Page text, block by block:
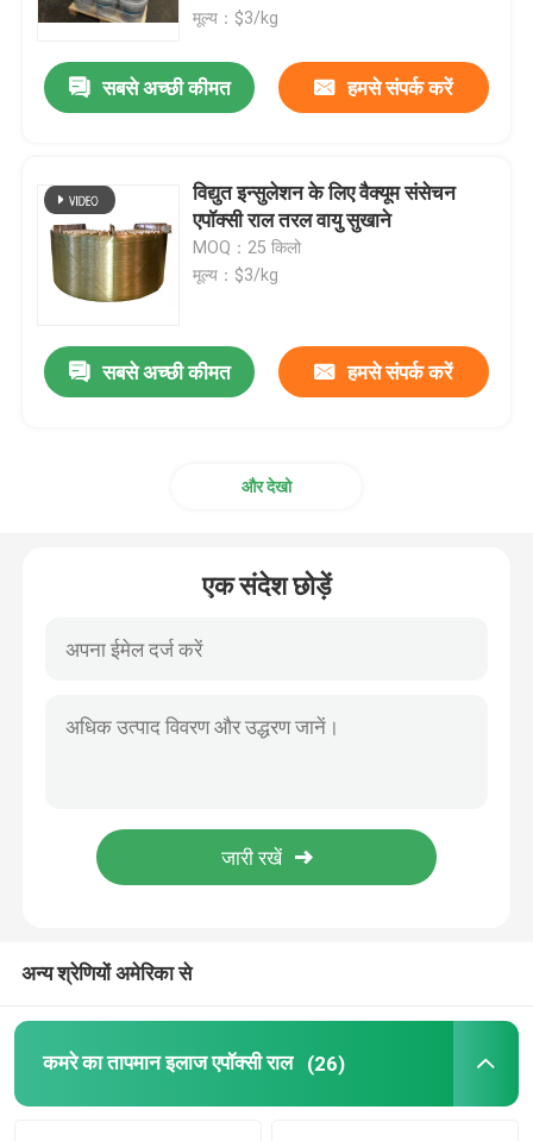
फैक्टरी यात्रा
हमसे संपर्क करें
समाचार
सभी मामलों
ट्रांसफार्मर एपॉक्सी राल
एपॉक्सी राल इलाज एजेंट
इंजेक्शन एपॉक्सी राल
मूल्य：$3/kg
सबसे अच्छी कीमत हमसे संपर्क करें
विद्युत इन्सुलेशन के लिए वैक्यूम संसेचन
एपॉक्सी राल तरल वायु सुखाने
MOQ：25 किलो
मूल्य：$3/kg
सबसे अच्छी कीमत हमसे संपर्क करें
और देखो
एक संदेश छोड़ें
अन्य श्रेणियों अमेरिका से
कमरे का तापमान इलाज एपॉक्सी राल (26)